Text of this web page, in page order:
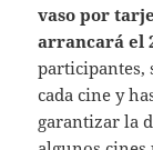
vaso por
arrancará el
participantes,
cada cine y
garantizar la